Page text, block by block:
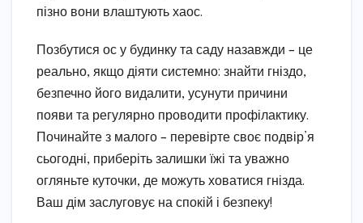
пізно вони влаштують хаос.
Позбутися ос у будинку та саду назавжди – це
реально, якщо діяти системно: знайти гніздо,
безпечно його видалити, усунути причини
появи та регулярно проводити профілактику.
Починайте з малого – перевірте своє подвір’я
сьогодні, приберіть залишки їжі та уважно
огляньте куточки, де можуть ховатися гнізда.
Ваш дім заслуговує на спокій і безпеку!